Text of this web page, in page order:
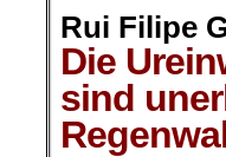
Rui Filipe
Die
sind